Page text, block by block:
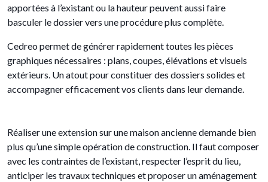
apportées à l’existant ou la hauteur peuvent aussi faire
basculer le dossier vers une procédure plus complète.
Cedreo permet de générer rapidement toutes les pièces
graphiques nécessaires : plans, coupes, élévations et visuels
extérieurs. Un atout pour constituer des dossiers solides et
accompagner efficacement vos clients dans leur demande.
Réaliser une extension sur une maison ancienne demande bien
plus qu’une simple opération de construction. Il faut composer
avec les contraintes de l’existant, respecter l’esprit du lieu,
anticiper les travaux techniques et proposer un aménagement